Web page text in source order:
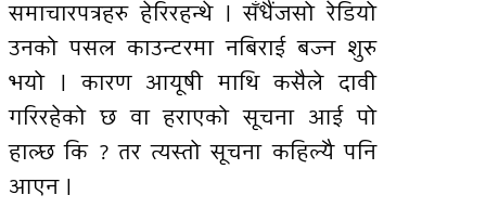
समाचारपत्रहरु हेरिरहन्थे । सँधैंजसो रेडियो
उनको पसल काउन्टरमा नबिराई बज्न शुरु
भयो । कारण आयूषी माथि कसैले दावी
गरिरहेको छ वा हराएको सूचना आई पो
हाल्छ कि ? तर त्यस्तो सूचना कहिल्यै पनि
आएन ।